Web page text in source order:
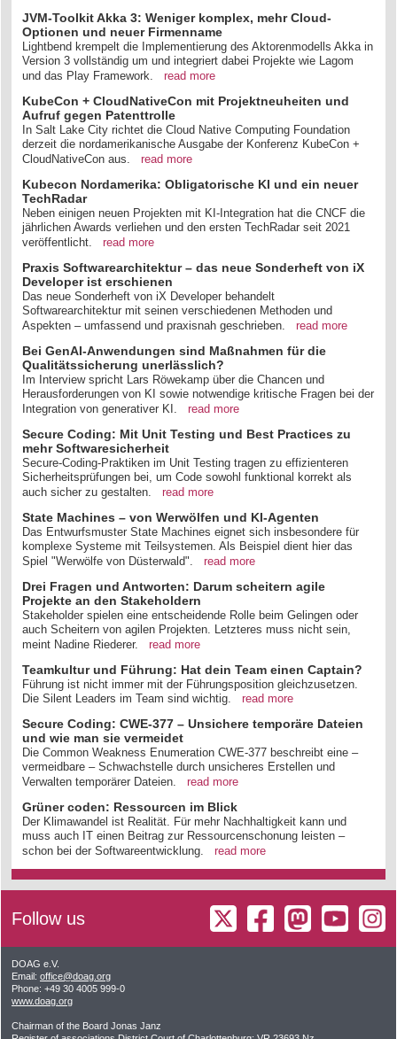
JVM-Toolkit Akka 3: Weniger komplex, mehr Cloud-
Optionen und neuer Firmenname
Lightbend krempelt die Implementierung des Aktorenmodells Akka in
Version 3 vollständig um und integriert dabei Projekte wie Lagom
und das Play Framework.
read more
KubeCon + CloudNativeCon mit Projektneuheiten und
Aufruf gegen Patenttrolle
In Salt Lake City richtet die Cloud Native Computing Foundation
derzeit die nordamerikanische Ausgabe der Konferenz KubeCon +
CloudNativeCon aus.
read more
Kubecon Nordamerika: Obligatorische KI und ein neuer
TechRadar
Neben einigen neuen Projekten mit KI-Integration hat die CNCF die
jährlichen Awards verliehen und den ersten TechRadar seit 2021
veröffentlicht.
read more
Praxis Softwarearchitektur – das neue Sonderheft von iX
Developer ist erschienen
Das neue Sonderheft von iX Developer behandelt
Softwarearchitektur mit seinen verschiedenen Methoden und
Aspekten – umfassend und praxisnah geschrieben.
read more
Bei GenAI-Anwendungen sind Maßnahmen für die
Qualitätssicherung unerlässlich?
Im Interview spricht Lars Röwekamp über die Chancen und
Herausforderungen von KI sowie notwendige kritische Fragen bei der
Integration von generativer KI.
read more
Secure Coding: Mit Unit Testing und Best Practices zu
mehr Softwaresicherheit
Secure-Coding-Praktiken im Unit Testing tragen zu effizienteren
Sicherheitsprüfungen bei, um Code sowohl funktional korrekt als
auch sicher zu gestalten.
read more
State Machines – von Werwölfen und KI-Agenten
Das Entwurfsmuster State Machines eignet sich insbesondere für
komplexe Systeme mit Teilsystemen. Als Beispiel dient hier das
Spiel "Werwölfe von Düsterwald".
read more
Drei Fragen und Antworten: Darum scheitern agile
Projekte an den Stakeholdern
Stakeholder spielen eine entscheidende Rolle beim Gelingen oder
auch Scheitern von agilen Projekten. Letzteres muss nicht sein,
meint Nadine Riederer.
read more
Teamkultur und Führung: Hat dein Team einen Captain?
Führung ist nicht immer mit der Führungsposition gleichzusetzen.
Die Silent Leaders im Team sind wichtig.
read more
Secure Coding: CWE-377 – Unsichere temporäre Dateien
und wie man sie vermeidet
Die Common Weakness Enumeration CWE-377 beschreibt eine –
vermeidbare – Schwachstelle durch unsicheres Erstellen und
Verwalten temporärer Dateien.
read more
Grüner coden: Ressourcen im Blick
Der Klimawandel ist Realität. Für mehr Nachhaltigkeit kann und
muss auch IT einen Beitrag zur Ressourcenschonung leisten –
schon bei der Softwareentwicklung.
read more
Follow us
DOAG e.V.
Email: office@doag.org
Phone: +49 30 4005 999-0
www.doag.org
Chairman of the Board Jonas Janz